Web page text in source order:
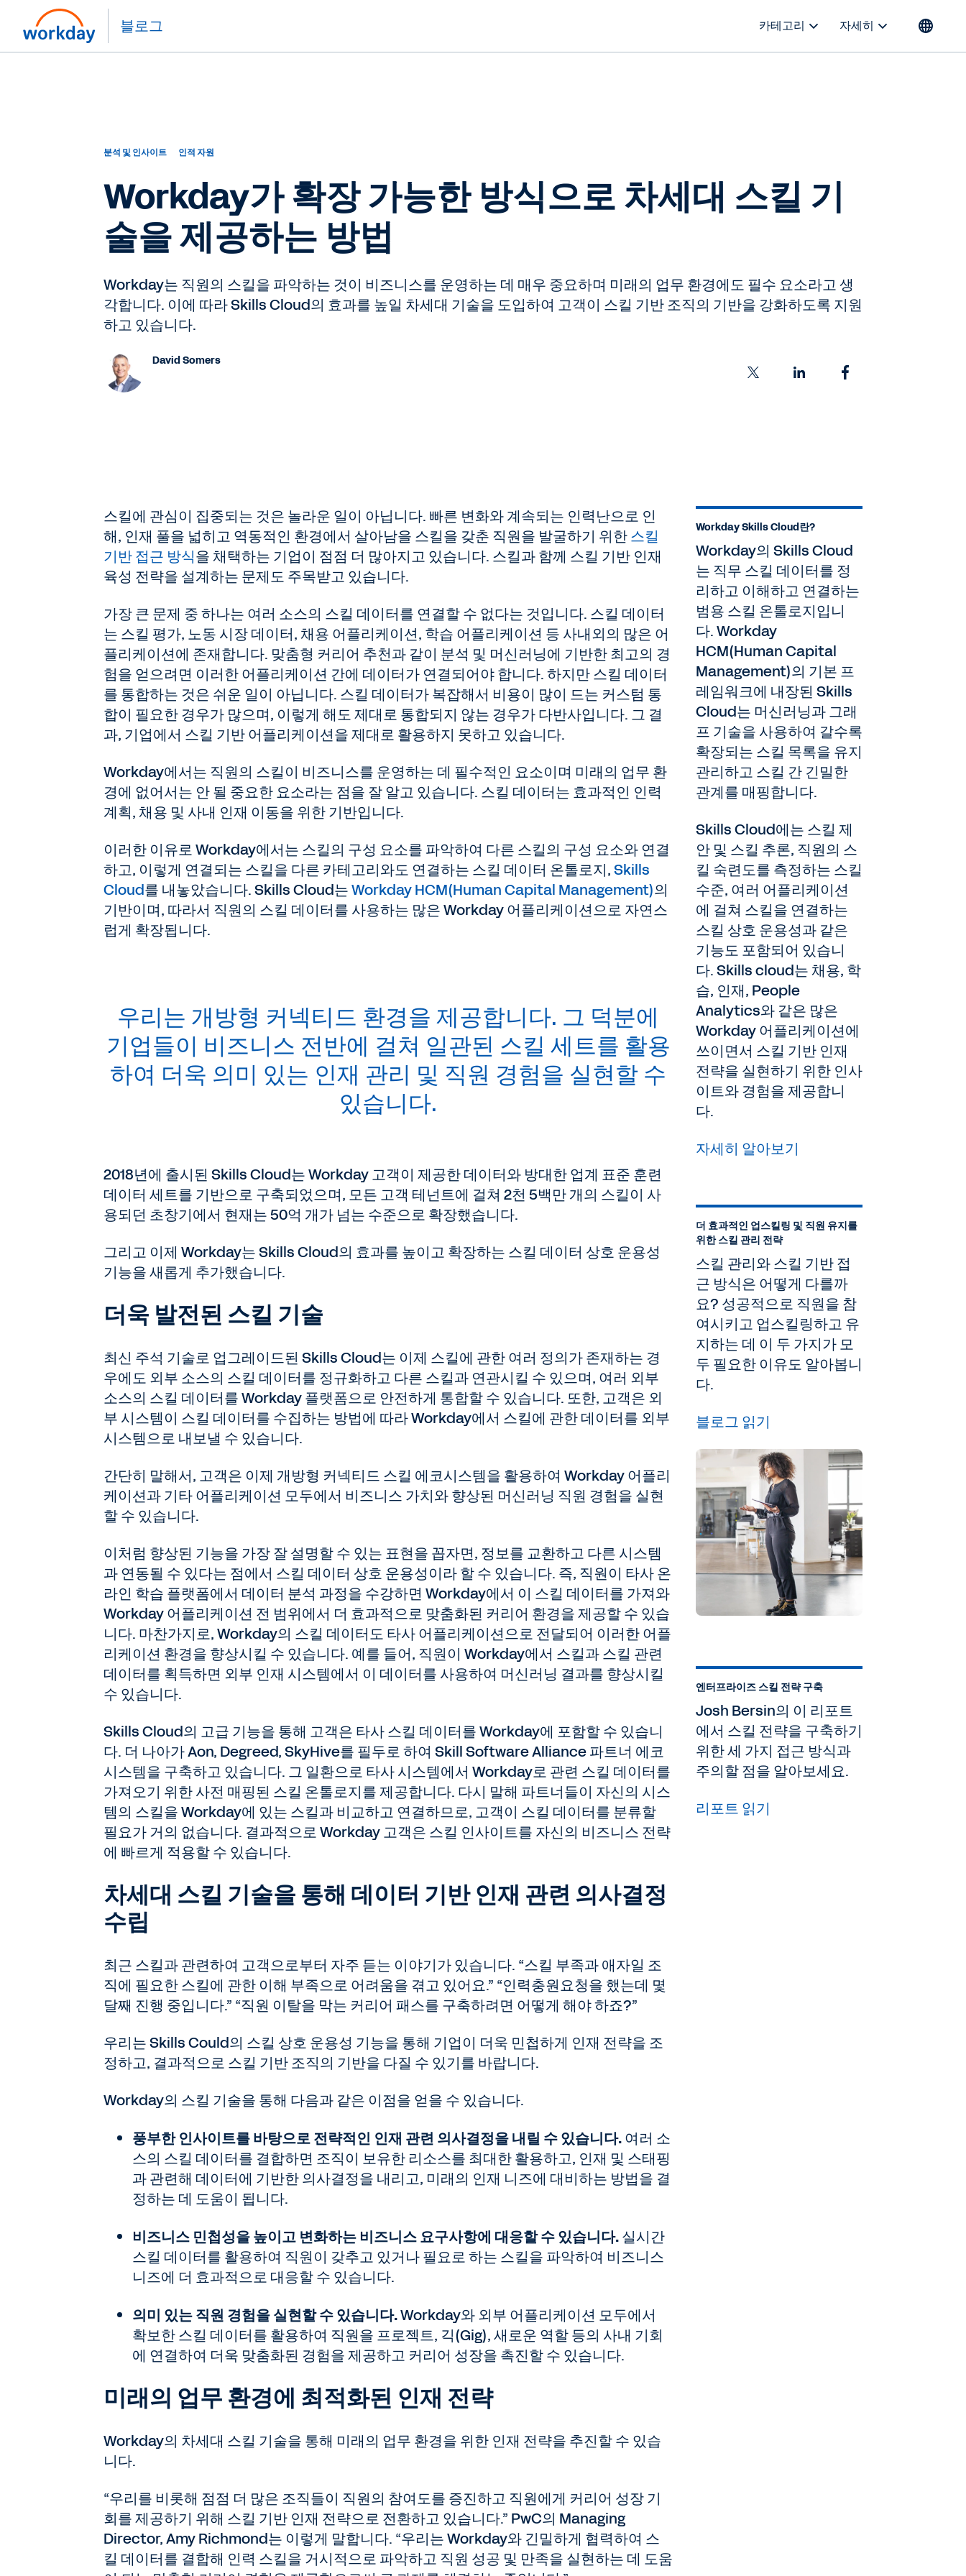
블로그 카테고리 자세히
분석 및 인사이트 인적 자원
Workday가 확장 가능한 방식으로 차세대 스킬 기
술을 제공하는 방법
Workday는 직원의 스킬을 파악하는 것이 비즈니스를 운영하는 데 매우 중요하며 미래의 업무 환경에도 필수 요소라고 생
각합니다. 이에 따라 Skills Cloud의 효과를 높일 차세대 기술을 도입하여 고객이 스킬 기반 조직의 기반을 강화하도록 지원
하고 있습니다.
David Somers
스킬에 관심이 집중되는 것은 놀라운 일이 아닙니다. 빠른 변화와 계속되는 인력난으로 인
해, 인재 풀을 넓히고 역동적인 환경에서 살아남을 스킬을 갖춘 직원을 발굴하기 위한스킬
기반 접근 방식을 채택하는 기업이 점점 더 많아지고 있습니다. 스킬과 함께 스킬 기반 인재
육성 전략을 설계하는 문제도 주목받고 있습니다.
가장 큰 문제 중 하나는 여러 소스의 스킬 데이터를 연결할 수 없다는 것입니다. 스킬 데이터
는 스킬 평가, 노동 시장 데이터, 채용 어플리케이션, 학습 어플리케이션 등 사내외의 많은 어
플리케이션에 존재합니다. 맞춤형 커리어 추천과 같이 분석 및 머신러닝에 기반한 최고의 경
험을 얻으려면 이러한 어플리케이션 간에 데이터가 연결되어야 합니다. 하지만 스킬 데이터
를 통합하는 것은 쉬운 일이 아닙니다. 스킬 데이터가 복잡해서 비용이 많이 드는 커스텀 통
합이 필요한 경우가 많으며, 이렇게 해도 제대로 통합되지 않는 경우가 다반사입니다. 그 결
과, 기업에서 스킬 기반 어플리케이션을 제대로 활용하지 못하고 있습니다.
Workday에서는 직원의 스킬이 비즈니스를 운영하는 데 필수적인 요소이며 미래의 업무 환
경에 없어서는 안 될 중요한 요소라는 점을 잘 알고 있습니다. 스킬 데이터는 효과적인 인력
계획, 채용 및 사내 인재 이동을 위한 기반입니다.
이러한 이유로 Workday에서는 스킬의 구성 요소를 파악하여 다른 스킬의 구성 요소와 연결
하고, 이렇게 연결되는 스킬을 다른 카테고리와도 연결하는 스킬 데이터 온톨로지,Skills
Cloud를 내놓았습니다. Skills Cloud는Workday HCM(Human Capital Management)의
기반이며, 따라서 직원의 스킬 데이터를 사용하는 많은 Workday 어플리케이션으로 자연스
럽게 확장됩니다.
우리는 개방형 커넥티드 환경을 제공합니다. 그 덕분에
기업들이 비즈니스 전반에 걸쳐 일관된 스킬 세트를 활용
하여 더욱 의미 있는 인재 관리 및 직원 경험을 실현할 수
있습니다.
2018년에 출시된 Skills Cloud는 Workday 고객이 제공한 데이터와 방대한 업계 표준 훈련
데이터 세트를 기반으로 구축되었으며, 모든 고객 테넌트에 걸쳐 2천 5백만 개의 스킬이 사
용되던 초창기에서 현재는 50억 개가 넘는 수준으로 확장했습니다.
그리고 이제 Workday는 Skills Cloud의 효과를 높이고 확장하는 스킬 데이터 상호 운용성
기능을 새롭게 추가했습니다.
더욱 발전된 스킬 기술
최신 주석 기술로 업그레이드된 Skills Cloud는 이제 스킬에 관한 여러 정의가 존재하는 경
우에도 외부 소스의 스킬 데이터를 정규화하고 다른 스킬과 연관시킬 수 있으며, 여러 외부
소스의 스킬 데이터를 Workday 플랫폼으로 안전하게 통합할 수 있습니다. 또한, 고객은 외
부 시스템이 스킬 데이터를 수집하는 방법에 따라 Workday에서 스킬에 관한 데이터를 외부
시스템으로 내보낼 수 있습니다.
간단히 말해서, 고객은 이제 개방형 커넥티드 스킬 에코시스템을 활용하여 Workday 어플리
케이션과 기타 어플리케이션 모두에서 비즈니스 가치와 향상된 머신러닝 직원 경험을 실현
할 수 있습니다.
이처럼 향상된 기능을 가장 잘 설명할 수 있는 표현을 꼽자면, 정보를 교환하고 다른 시스템
과 연동될 수 있다는 점에서 스킬 데이터 상호 운용성이라 할 수 있습니다. 즉, 직원이 타사 온
라인 학습 플랫폼에서 데이터 분석 과정을 수강하면 Workday에서 이 스킬 데이터를 가져와
Workday 어플리케이션 전 범위에서 더 효과적으로 맞춤화된 커리어 환경을 제공할 수 있습
니다. 마찬가지로, Workday의 스킬 데이터도 타사 어플리케이션으로 전달되어 이러한 어플
리케이션 환경을 향상시킬 수 있습니다. 예를 들어, 직원이 Workday에서 스킬과 스킬 관련
데이터를 획득하면 외부 인재 시스템에서 이 데이터를 사용하여 머신러닝 결과를 향상시킬
수 있습니다.
Skills Cloud의 고급 기능을 통해 고객은 타사 스킬 데이터를 Workday에 포함할 수 있습니
다. 더 나아가 Aon, Degreed, SkyHive를 필두로 하여 Skill Software Alliance 파트너 에코
시스템을 구축하고 있습니다. 그 일환으로 타사 시스템에서 Workday로 관련 스킬 데이터를
가져오기 위한 사전 매핑된 스킬 온톨로지를 제공합니다. 다시 말해 파트너들이 자신의 시스
템의 스킬을 Workday에 있는 스킬과 비교하고 연결하므로, 고객이 스킬 데이터를 분류할
필요가 거의 없습니다. 결과적으로 Workday 고객은 스킬 인사이트를 자신의 비즈니스 전략
에 빠르게 적용할 수 있습니다.
차세대 스킬 기술을 통해 데이터 기반 인재 관련 의사결정
수립
최근 스킬과 관련하여 고객으로부터 자주 듣는 이야기가 있습니다. “스킬 부족과 애자일 조
직에 필요한 스킬에 관한 이해 부족으로 어려움을 겪고 있어요.” “인력충원요청을 했는데 몇
달째 진행 중입니다.” “직원 이탈을 막는 커리어 패스를 구축하려면 어떻게 해야 하죠?”
우리는 Skills Could의 스킬 상호 운용성 기능을 통해 기업이 더욱 민첩하게 인재 전략을 조
정하고, 결과적으로 스킬 기반 조직의 기반을 다질 수 있기를 바랍니다.
Workday의 스킬 기술을 통해 다음과 같은 이점을 얻을 수 있습니다.
풍부한 인사이트를 바탕으로 전략적인 인재 관련 의사결정을 내릴 수 있습니다.여러 소
스의 스킬 데이터를 결합하면 조직이 보유한 리소스를 최대한 활용하고, 인재 및 스태핑
과 관련해 데이터에 기반한 의사결정을 내리고, 미래의 인재 니즈에 대비하는 방법을 결
정하는 데 도움이 됩니다.
비즈니스 민첩성을 높이고 변화하는 비즈니스 요구사항에 대응할 수 있습니다.실시간
스킬 데이터를 활용하여 직원이 갖추고 있거나 필요로 하는 스킬을 파악하여 비즈니스
니즈에 더 효과적으로 대응할 수 있습니다.
의미 있는 직원 경험을 실현할 수 있습니다.Workday와 외부 어플리케이션 모두에서
확보한 스킬 데이터를 활용하여 직원을 프로젝트, 긱(Gig), 새로운 역할 등의 사내 기회
에 연결하여 더욱 맞춤화된 경험을 제공하고 커리어 성장을 촉진할 수 있습니다.
미래의 업무 환경에 최적화된 인재 전략
Workday의 차세대 스킬 기술을 통해 미래의 업무 환경을 위한 인재 전략을 추진할 수 있습
니다.
“우리를 비롯해 점점 더 많은 조직들이 직원의 참여도를 증진하고 직원에게 커리어 성장 기
회를 제공하기 위해 스킬 기반 인재 전략으로 전환하고 있습니다.” PwC의 Managing
Director, Amy Richmond는 이렇게 말합니다. “우리는 Workday와 긴밀하게 협력하여 스
킬 데이터를 결합해 인력 스킬을 거시적으로 파악하고 직원 성공 및 만족을 실현하는 데 도움
Workday Skills Cloud란?
Workday의 Skills Cloud
는 직무 스킬 데이터를 정
리하고 이해하고 연결하는
범용 스킬 온톨로지입니
다. Workday
HCM(Human Capital
Management)의 기본 프
레임워크에 내장된 Skills
Cloud는 머신러닝과 그래
프 기술을 사용하여 갈수록
확장되는 스킬 목록을 유지
관리하고 스킬 간 긴밀한
관계를 매핑합니다.
Skills Cloud에는 스킬 제
안 및 스킬 추론, 직원의 스
킬 숙련도를 측정하는 스킬
수준, 여러 어플리케이션
에 걸쳐 스킬을 연결하는
스킬 상호 운용성과 같은
기능도 포함되어 있습니
다. Skills cloud는 채용, 학
습, 인재, People
Analytics와 같은 많은
Workday 어플리케이션에
쓰이면서 스킬 기반 인재
전략을 실현하기 위한 인사
이트와 경험을 제공합니
다.
자세히 알아보기
더 효과적인 업스킬링 및 직원 유지를
위한 스킬 관리 전략
스킬 관리와 스킬 기반 접
근 방식은 어떻게 다를까
요? 성공적으로 직원을 참
여시키고 업스킬링하고 유
지하는 데 이 두 가지가 모
두 필요한 이유도 알아봅니
다.
블로그 읽기
엔터프라이즈 스킬 전략 구축
Josh Bersin의 이 리포트
에서 스킬 전략을 구축하기
위한 세 가지 접근 방식과
주의할 점을 알아보세요.
리포트 읽기